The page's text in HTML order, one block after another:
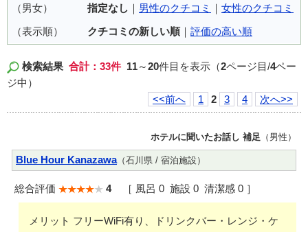
（男女） 指定なし ｜ 男性のクチコミ ｜ 女性のクチコミ
（表示順）
クチコミの新しい順｜ 評価の高い順
検索結果 合計：33件 11～20件目を表示（2ページ目/4ペー
ジ中）
<<前へ
1 2 3 4 次へ>>
ホテルに聞いたお話し 補足 （男性）
Blue Hour Kanazawa（石川県 / 宿泊施設）
総合評価 4［ 風呂 0 施設 0 清潔感 0 ］
メリット フリーWiFi有り、ドリンクバー・レンジ・ケ